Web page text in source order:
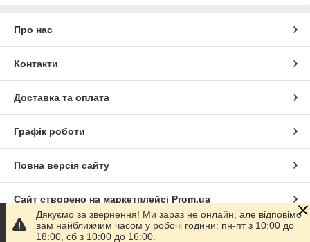
Про нас
Контакти
Доставка та оплата
Графік роботи
Повна версія сайту
Сайт створено на маркетплейсі Prom.ua
Політика конфіденційності
Дякуємо за звернення! Ми зараз не онлайн, але відповімо
вам найближчим часом у робочі години: пн-пт з 10:00 до
18:00, сб з 10:00 до 16:00.